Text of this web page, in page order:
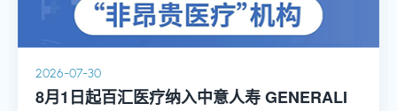
2026-07-30
8月1日起百汇医疗纳入中意人寿 GENERALI